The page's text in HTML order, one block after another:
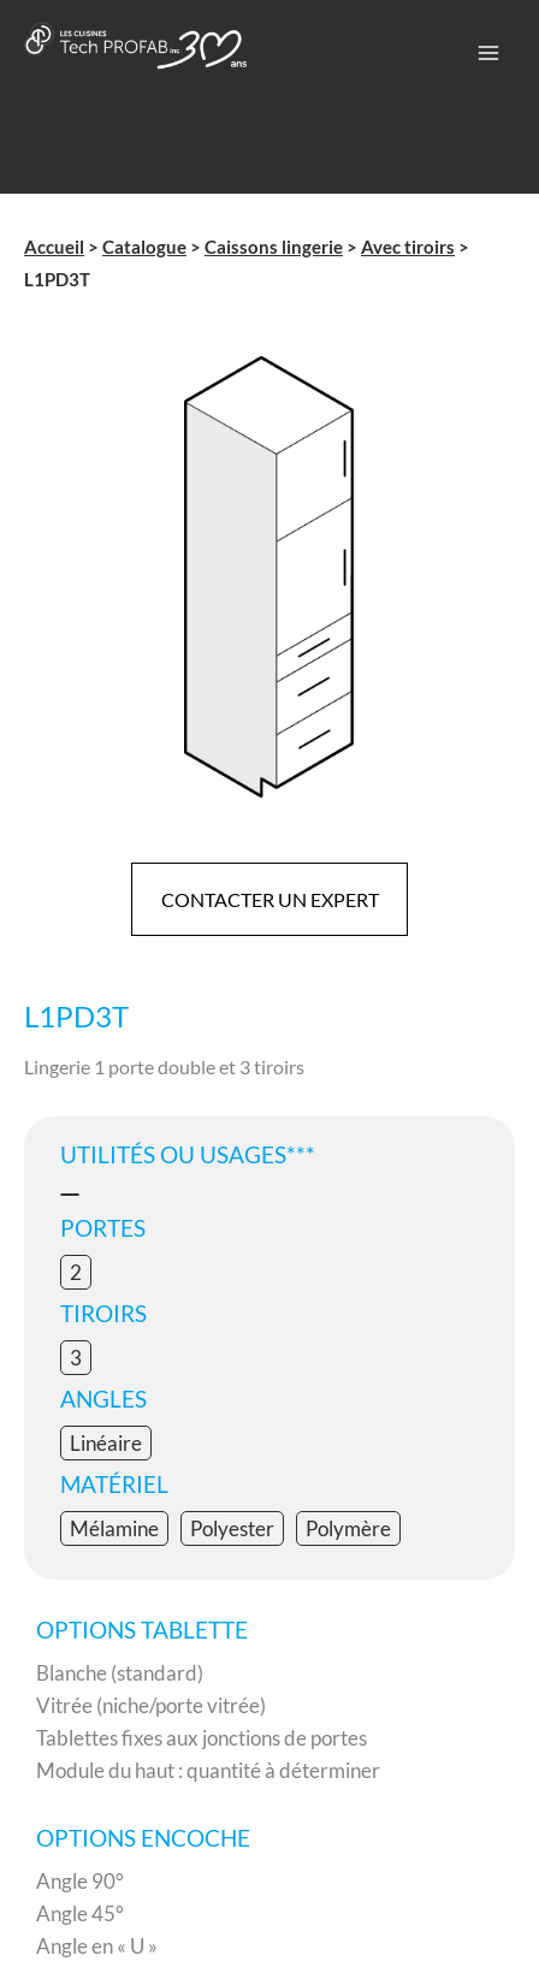
Accueil > Catalogue > Caissons lingerie > Avec tiroirs >
L1PD3T
CONTACTER UN EXPERT
L1PD3T
Lingerie 1 porte double et 3 tiroirs
UTILITÉS OU USAGES***
PORTES
2
TIROIRS
3
ANGLES
Linéaire
MATÉRIEL
Mélamine Polyester Polymère
OPTIONS TABLETTE
Blanche (standard)
Vitrée (niche/porte vitrée)
Tablettes fixes aux jonctions de portes
Module du haut : quantité à déterminer
OPTIONS ENCOCHE
Angle 90°
Angle 45°
Angle en « U »